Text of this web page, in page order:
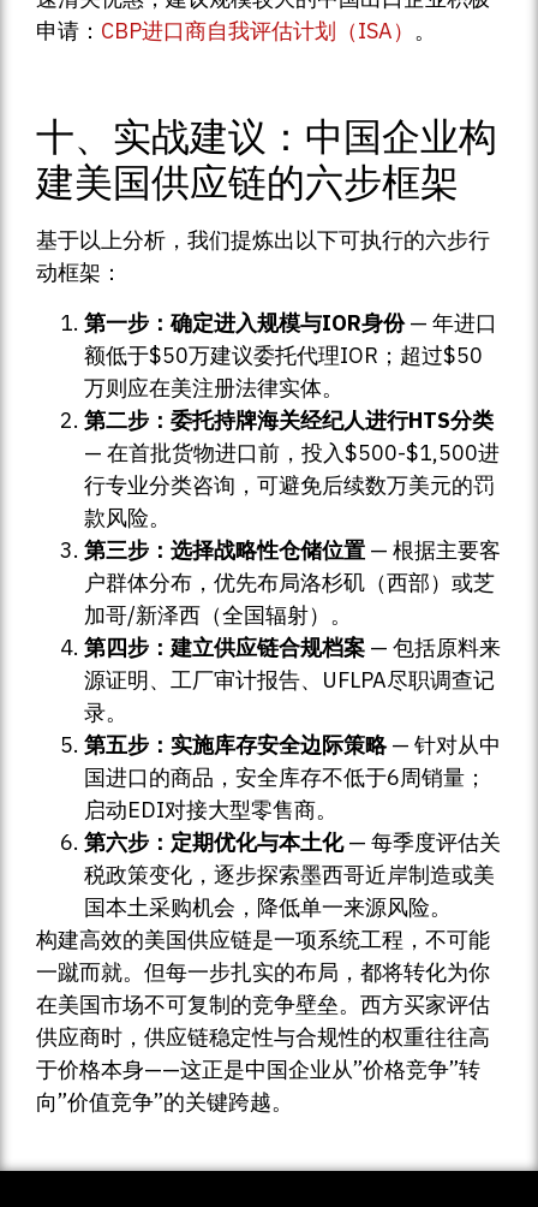
申请： CBP进口商自我评估计划（ISA） 。
十、实战建议：中国企业构
建美国供应链的六步框架
基于以上分析，我们提炼出以下可执行的六步行
动框架：
第一步：确定进入规模与IOR身份— 年进口
额低于$50万建议委托代理IOR；超过$50
万则应在美注册法律实体。
第二步：委托持牌海关经纪人进行HTS分类
— 在首批货物进口前，投入$500-$1,500进
行专业分类咨询，可避免后续数万美元的罚
款风险。
第三步：选择战略性仓储位置 — 根据主要客
户群体分布，优先布局洛杉矶（西部）或芝
加哥/新泽西（全国辐射）。
第四步：建立供应链合规档案 — 包括原料来
源证明、工厂审计报告、UFLPA尽职调查记
录。
第五步：实施库存安全边际策略— 针对从中
国进口的商品，安全库存不低于6周销量；
启动EDI对接大型零售商。
第六步：定期优化与本土化— 每季度评估关
税政策变化，逐步探索墨西哥近岸制造或美
国本土采购机会，降低单一来源风险。
构建高效的美国供应链是一项系统工程，不可能
一蹴而就。但每一步扎实的布局，都将转化为你
在美国市场不可复制的竞争壁垒。西方买家评估
供应商时，供应链稳定性与合规性的权重往往高
于价格本身——这正是中国企业从”价格竞争”转
向”价值竞争”的关键跨越。